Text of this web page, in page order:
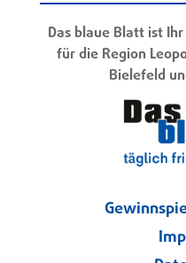
Das blaue Blatt ist
für die Region
Bielefeld